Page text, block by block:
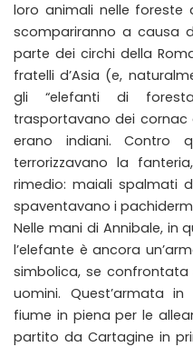
loro animali nelle foreste
scompariranno a causa
parte dei circhi della
fratelli d’Asia (e,
gli “elefanti di
trasportavano dei cornac
erano indiani. Contro
terrorizzavano la
rimedio: maiali spalmati
spaventavano i
Nelle mani di Annibale, in
l’elefante è ancora
simbolica, se
uomini. Quest’armata
fiume in piena per le
partito da Cartagine in